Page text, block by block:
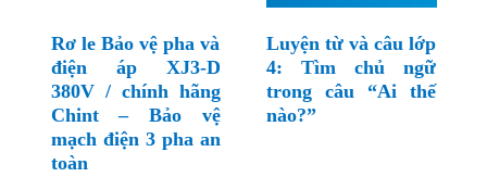
Rơ le Bảo vệ pha và
điện áp XJ3-D
380V / chính hãng
Chint – Bảo vệ
mạch điện 3 pha an
toàn
Luyện từ và câu lớp
4: Tìm chủ ngữ
trong câu “Ai thế
nào?”